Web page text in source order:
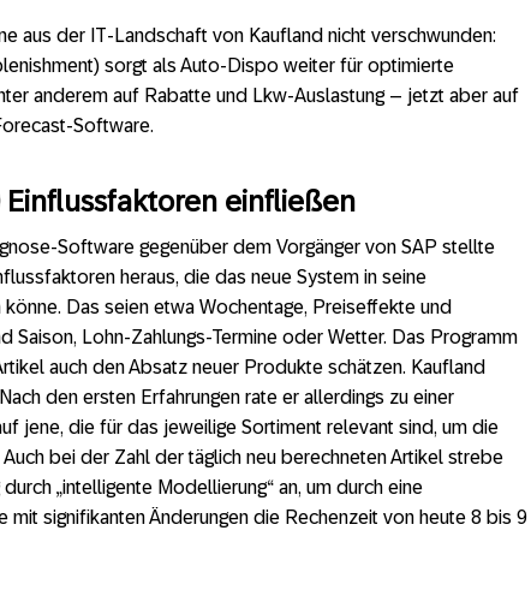
aus der IT-Landschaft von Kaufland nicht verschwunden:
sorgt als Auto-Dispo weiter für optimierte
anderem auf Rabatte und Lkw-Auslastung – jetzt aber auf
Software.
Einflussfaktoren einfließen
Software gegenüber dem Vorgänger von SAP stellte
heraus, die das neue System in seine
könne. Das seien etwa Wochentage, Preiseffekte und
Saison, Lohn-Zahlungs-Termine oder Wetter. Das Programm
auch den Absatz neuer Produkte schätzen. Kaufland
den ersten Erfahrungen rate er allerdings zu einer
jene, die für das jeweilige Sortiment relevant sind, um die
bei der Zahl der täglich neu berechneten Artikel strebe
„intelligente Modellierung“ an, um durch eine
mit signifikanten Änderungen die Rechenzeit von heute 8 bis 9